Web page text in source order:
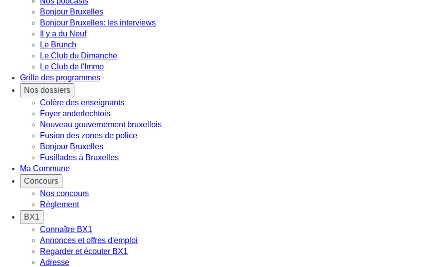
Bonjour Bruxelles
Bonjour Bruxelles: les interviews
Il y a du Neuf
Le Brunch
Le Club du Dimanche
Le Club de l'Immo
Grille des programmes
Nos dossiers
Colère des enseignants
Foyer anderlechtois
Nouveau gouvernement bruxellois
Fusion des zones de police
Bonjour Bruxelles
Fusillades à Bruxelles
Ma Commune
Concours
Nos concours
Règlement
BX1
Connaître BX1
Annonces et offres d'emploi
Regarder et écouter BX1
Adresse